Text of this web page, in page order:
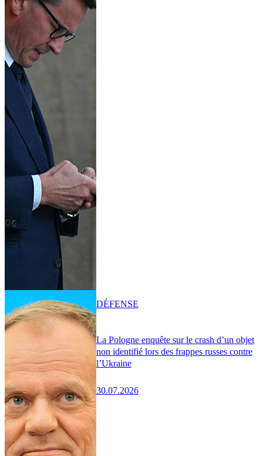
La Pologne enquête sur le crash d’un objet
non identifié lors des frappes russes contre
l’Ukraine
30.07.2026
DÉFENSE